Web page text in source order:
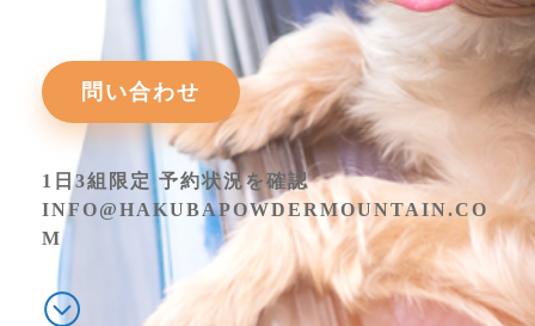
問い合わせ
1日3組限定 予約状況を確認
INFO@HAKUBAPOWDERMOUNTAIN.CO
M